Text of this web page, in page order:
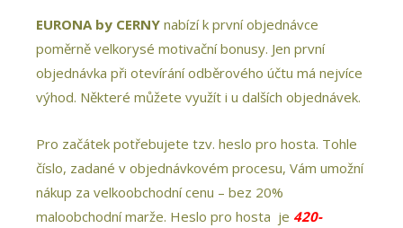
EURONA by CERNY nabízí k první objednávce
poměrně velkorysé motivační bonusy. Jen první
objednávka při otevírání odběrového účtu má nejvíce
výhod. Některé můžete využít i u dalších objednávek.
Pro začátek potřebujete tzv. heslo pro hosta. Tohle
číslo, zadané v objednávkovém procesu, Vám umožní
nákup za velkoobchodní cenu – bez 20%
maloobchodní marže. Heslo pro hosta je 420-